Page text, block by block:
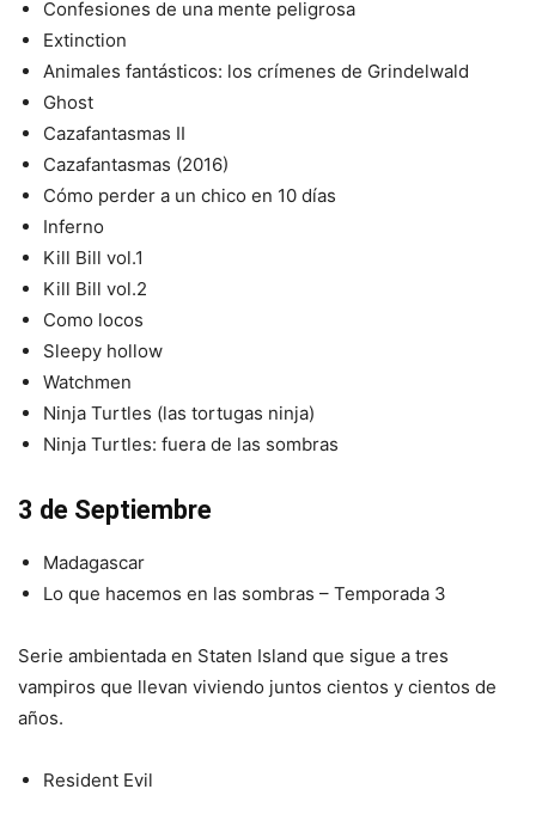
Confesiones de una mente peligrosa
Extinction
Animales fantásticos: los crímenes de Grindelwald
Ghost
Cazafantasmas II
Cazafantasmas (2016)
Cómo perder a un chico en 10 días
Inferno
Kill Bill vol.1
Kill Bill vol.2
Como locos
Sleepy hollow
Watchmen
Ninja Turtles (las tortugas ninja)
Ninja Turtles: fuera de las sombras
3 de Septiembre
Madagascar
Lo que hacemos en las sombras – Temporada 3
Serie ambientada en Staten Island que sigue a tres
vampiros que llevan viviendo juntos cientos y cientos de
años.
Resident Evil